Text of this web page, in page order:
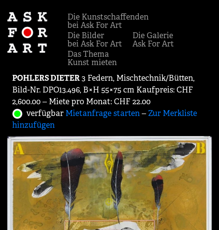
Die Kunstschaffenden
bei Ask For Art
Die Bilder
bei Ask For Art
Die Galerie
Ask For Art
Das Thema
Kunst mieten
POHLERS DIETER3 Federn, Mischtechnik/Bütten,
Bild-Nr. DPO13.496, B×H 55×75 cm Kaufpreis: CHF
2,600.00 ‒ Miete pro Monat: CHF 22.00
verfügbar Mietanfrage starten‒Zur Merkliste
hinzufügen